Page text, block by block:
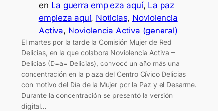
en La guerra empieza aquí, La paz
empieza aquí, Noticias, Noviolencia
Activa, Noviolencia Activa (general)
El martes por la tarde la Comisión Mujer de Red
Delicias, en la que colabora Noviolencia Activa –
Delicias (D=a= Delicias), convocó un año más una
concentración en la plaza del Centro Cívico Delicias
con motivo del Día de la Mujer por la Paz y el Desarme.
Durante la concentración se presentó la versión
digital…